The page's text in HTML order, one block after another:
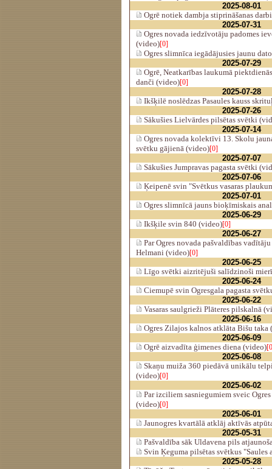
2025-08-01
Ogrē notiek dambja stiprināšanas
2025-07-31
Ogres novada iedzīvotāju padomes
(video)[0]
Ogres slimnīca iegādājusies jaunu
2025-07-29
Ogrē, Neatkarības laukumā
danči (video)[0]
2025-07-28
Ikšķilē noslēdzas Pasaules kauss
2025-07-26
Sākušies Lielvārdes pilsētas svētki
2025-07-14
Ogres novada kolektīvi 13. Skolu
svētku gājienā (video)[0]
2025-07-07
Sākušies Jumpravas pagasta svētki
2025-07-06
Ķeipenē svin "Svētkus vasaras
2025-07-01
Ogres slimnīcā jauns bioķīmiskais
2025-06-29
Ikšķile svin 840 (video)[0]
2025-06-27
Par Ogres novada pašvaldības
Helmani (video)[0]
2025-06-25
Līgo svētki aizritējuši salīdzinoši
2025-06-24
Ciemupē svin Ogresgala pagasta
2025-06-22
Vasaras saulgrieži Plāteres pilskalnā
2025-06-16
Ogres Zilajos kalnos atklāta Bišu taka
2025-06-09
Ogrē aizvadīta ģimenes diena (video)
2025-06-08
Skaņu muiža 360 piedāvā unikālu
(video)[0]
2025-06-02
Par izciliem sasniegumiem sveic
(video)[0]
2025-06-01
Jaunogres kvartālā atklāj aktīvās
2025-05-31
Pašvaldība sāk Uldavena pils
Svin Ķeguma pilsētas svētkus "Saules
2025-05-28